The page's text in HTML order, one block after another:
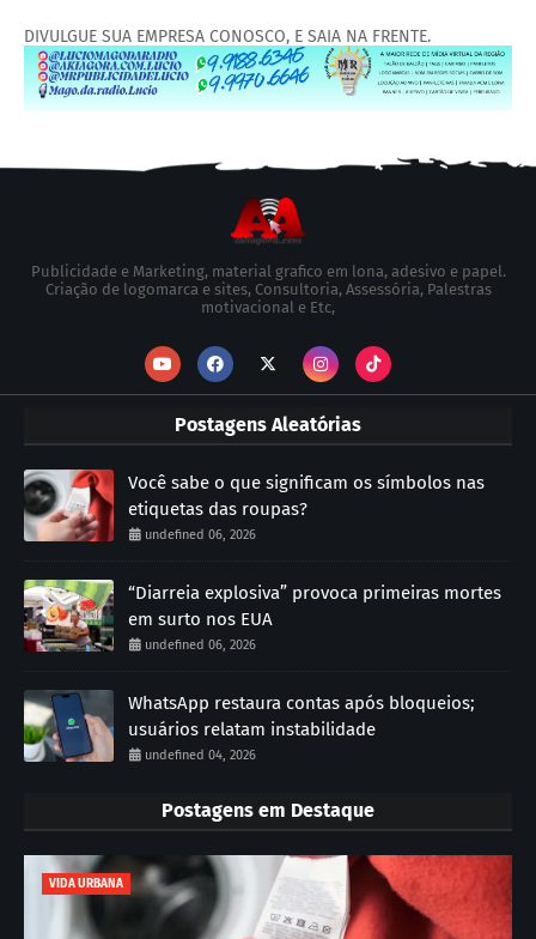
DIVULGUE SUA EMPRESA CONOSCO, E SAIA NA FRENTE.
Publicidade e Marketing, material grafico em lona, adesivo e papel.
Criação de logomarca e sites, Consultoria, Assessória, Palestras
motivacional e Etc,
Postagens Aleatórias
Você sabe o que significam os símbolos nas
etiquetas das roupas?
undefined 06, 2026
“Diarreia explosiva” provoca primeiras mortes
em surto nos EUA
undefined 06, 2026
WhatsApp restaura contas após bloqueios;
usuários relatam instabilidade
undefined 04, 2026
Postagens em Destaque
VIDA URBANA